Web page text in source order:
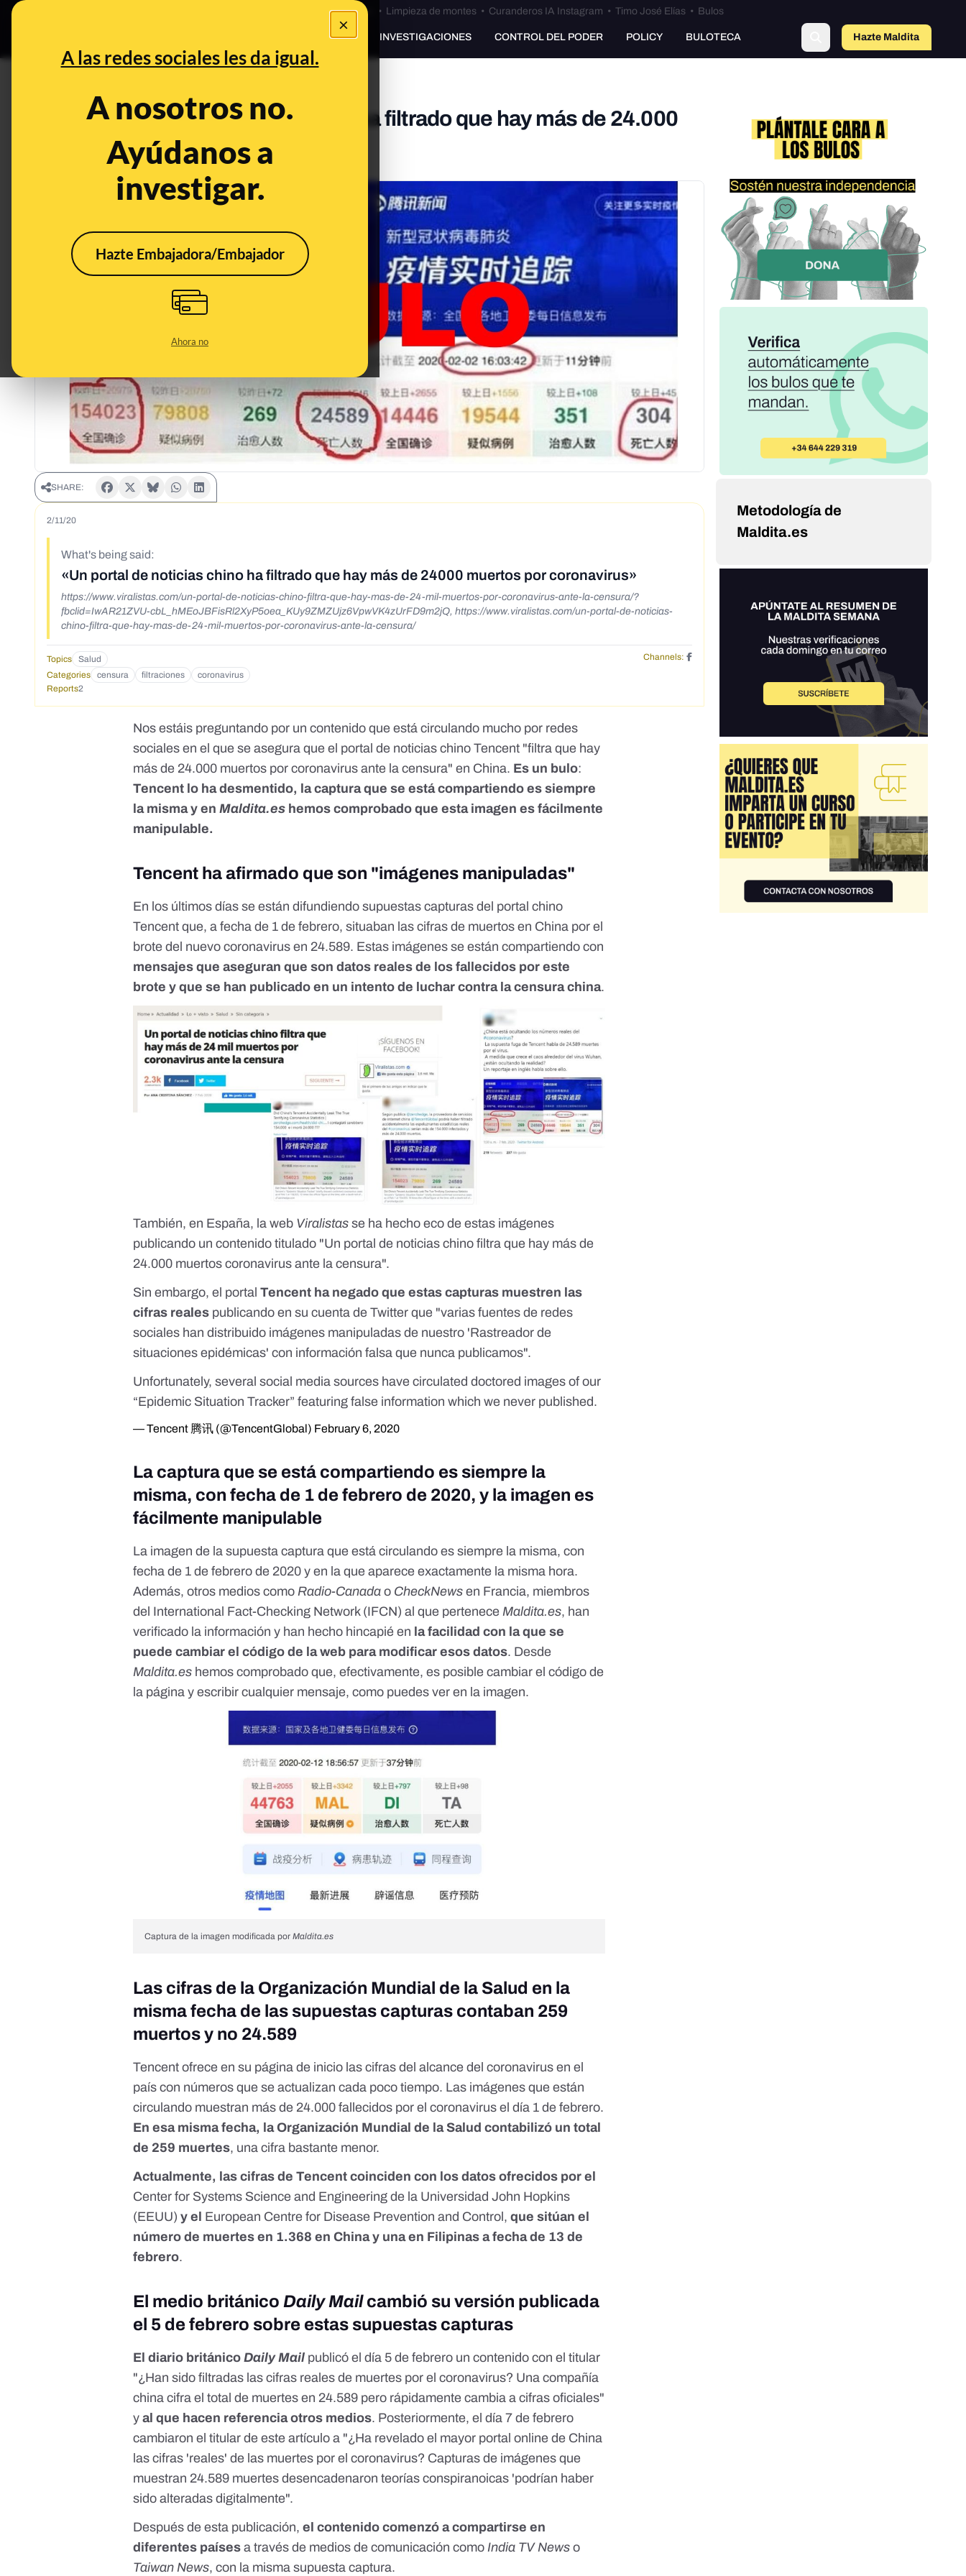
×
A las redes sociales les da igual.
A nosotros no.
Ayúdanos a
investigar.
Hazte Embajadora/Embajador
Ahora no
Bulos Ceuta • Limpieza de montes• Curanderos IA Instagram • Timo José Elías• Bulos
PREBUNKING INVESTIGACIONES CONTROL DEL PODER POLICY BULOTECA Hazte Maldito
No, un portal de noticias chino no ha filtrado que hay más de 24.000
muertos por coronavirus
Feb 16, 2020, 7:13:00 AM
SHARE:
2/11/20
What's being said:
«Un portal de noticias chino ha filtrado que hay más de 24000 muertos por coronavirus»
https://www.viralistas.com/un-portal-de-noticias-chino-filtra-que-hay-mas-de-24-mil-muertos-por-coronavirus-ante-la-censura/?
fbclid=IwAR21ZVU-cbL_hMEoJBFisRl2XyP5oea_KUy9ZMZUjz6VpwVK4zUrFD9m2jQ, https://www.viralistas.com/un-portal-de-noticias-
chino-filtra-que-hay-mas-de-24-mil-muertos-por-coronavirus-ante-la-censura/
Topics Salud
Channels:
Categories
censura filtraciones
coronavirus
Reports2
Nos estáis preguntando por un contenido que está circulando mucho por redes
sociales en el que se asegura que el portal de noticias chino Tencent "filtra que hay
más de 24.000 muertos por coronavirus ante la censura" en China. Es un bulo:
Tencent lo ha desmentido, la captura que se está compartiendo es siempre
la misma y enMaldita.es hemos comprobado que esta imagen es fácilmente
manipulable.
Tencent ha afirmado que son "imágenes manipuladas"
En los últimos días se están difundiendo supuestas capturas del portal chino
Tencent que, a fecha de 1 de febrero, situaban las cifras de muertos en China por el
brote del nuevo coronavirus en 24.589. Estas imágenes se están compartiendo con
mensajes que aseguran que son datos reales de los fallecidos por este
brote y que se han publicado en un intento de luchar contra la censura china.
También, en España, la web Viralistas se ha hecho eco de estas imágenes
publicando un contenido titulado "Un portal de noticias chino filtra que hay más de
24.000 muertos coronavirus ante la censura".
Sin embargo, el portalTencent ha negado que estas capturas muestren las
cifras reales publicando en su cuenta de Twitter que "varias fuentes de redes
sociales han distribuido imágenes manipuladas de nuestro 'Rastreador de
situaciones epidémicas' con información falsa que nunca publicamos".
Unfortunately, several social media sources have circulated doctored images of our
“Epidemic Situation Tracker” featuring false information which we never published.
— Tencent 腾讯 (@TencentGlobal) February 6, 2020
La captura que se está compartiendo es siempre la
misma, con fecha de 1 de febrero de 2020, y la imagen es
fácilmente manipulable
La imagen de la supuesta captura que está circulando es siempre la misma, con
fecha de 1 de febrero de 2020 y en la que aparece exactamente la misma hora.
Además, otros medios comoRadio-Canada o CheckNews en Francia, miembros
del International Fact-Checking Network (IFCN) al que perteneceMaldita.es, han
verificado la información y han hecho hincapié en la facilidad con la que se
puede cambiar el código de la web para modificar esos datos. Desde
Maldita.es hemos comprobado que, efectivamente, es posible cambiar el código de
la página y escribir cualquier mensaje, como puedes ver en la imagen.
Captura de la imagen modificada porMaldita.es
Las cifras de la Organización Mundial de la Salud en la
misma fecha de las supuestas capturas contaban 259
muertos y no 24.589
Tencent ofrece en su página de inicio las cifras del alcance del coronavirus en el
país con números que se actualizan cada poco tiempo. Las imágenes que están
circulando muestran más de 24.000 fallecidos por el coronavirus el día 1 de febrero.
En esa misma fecha, la Organización Mundial de la Salud contabilizó un total
de 259 muertes, una cifra bastante menor.
Actualmente, las cifras de Tencent coinciden con los datos ofrecidos por el
Center for Systems Science and Engineering de la Universidad John Hopkins
(EEUU) y el European Centre for Disease Prevention and Control, que sitúan el
número de muertes en 1.368 en China y una en Filipinas a fecha de 13 de
febrero.
El medio británico Daily Mailcambió su versión publicada
el 5 de febrero sobre estas supuestas capturas
El diario británicoDaily Mail publicóel día 5 de febrero un contenido con el titular
"¿Han sido filtradas las cifras reales de muertes por el coronavirus? Una compañía
china cifra el total de muertes en 24.589 pero rápidamente cambia a cifras oficiales"
yal que hacen referenciaotros medios. Posteriormente,el día 7 de febrero
cambiaron el titular de este artículo a "¿Ha revelado el mayor portal online de China
las cifras 'reales' de las muertes por el coronavirus? Capturas de imágenes que
muestran 24.589 muertes desencadenaron teorías conspiranoicas 'podrían haber
sido alteradas digitalmente".
Después de esta publicación,el contenido comenzó a compartirse en
diferentes países a través de medios de comunicación como India TV News o
Taiwan News, con la misma supuesta captura.
Metodología de
Maldita.es